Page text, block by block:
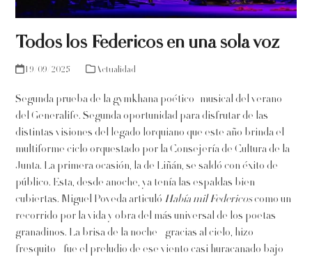
Todos los Federicos en una sola voz
19/09/2025 Actualidad
Segunda prueba de la gymkhana poético–musical del verano
del Generalife. Segunda oportunidad para disfrutar de las
distintas visiones del legado lorquiano que este año brinda el
multiforme ciclo orquestado por la Consejería de Cultura de la
Junta. La primera ocasión, la de Liñán, se saldó con éxito de
público. Esta, desde anoche, ya tenía las espaldas bien
cubiertas. Miguel Poveda articuló Había mil Federicoscomo un
recorrido por la vida y obra del más universal de los poetas
granadinos. La brisa de la noche –gracias al cielo, hizo
fresquito– fue el preludio de ese viento casi huracanado bajo